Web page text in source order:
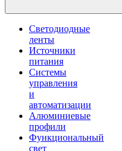
Светодиодные
ленты
Источники
питания
Системы
управления
и
автоматизации
Алюминиевые
профили
Функциональный
свет